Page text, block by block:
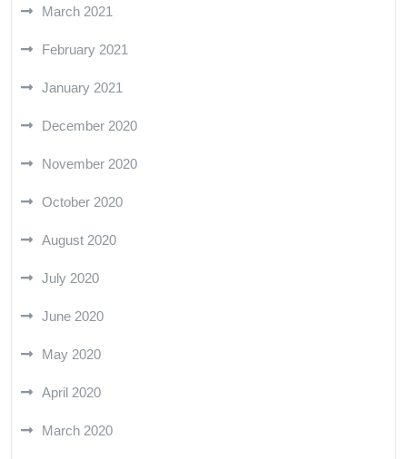
March 2021
February 2021
January 2021
December 2020
November 2020
October 2020
August 2020
July 2020
June 2020
May 2020
April 2020
March 2020